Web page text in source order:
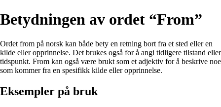
Betydningen av ordet “From”
Ordet from på norsk kan både bety en retning bort fra et sted eller en
kilde eller opprinnelse. Det brukes også for å angi tidligere tilstand eller
tidspunkt. From kan også være brukt som et adjektiv for å beskrive noe
som kommer fra en spesifikk kilde eller opprinnelse.
Eksempler på bruk